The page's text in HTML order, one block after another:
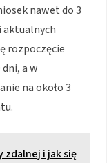
nawet do 3
aktualnych
rozpoczęcie
a w
na około 3
zdalnej i jak się